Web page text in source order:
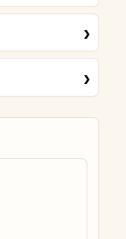
›
›